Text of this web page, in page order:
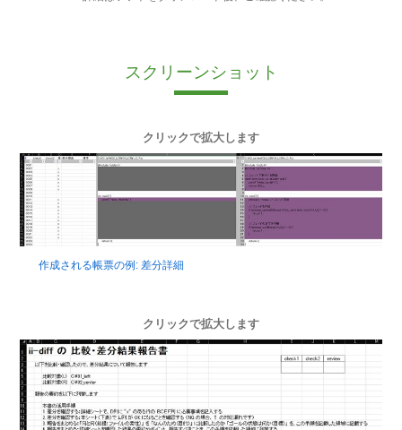
スクリーンショット
クリックで拡大します
作成される帳票の例: 差分詳細
クリックで拡大します